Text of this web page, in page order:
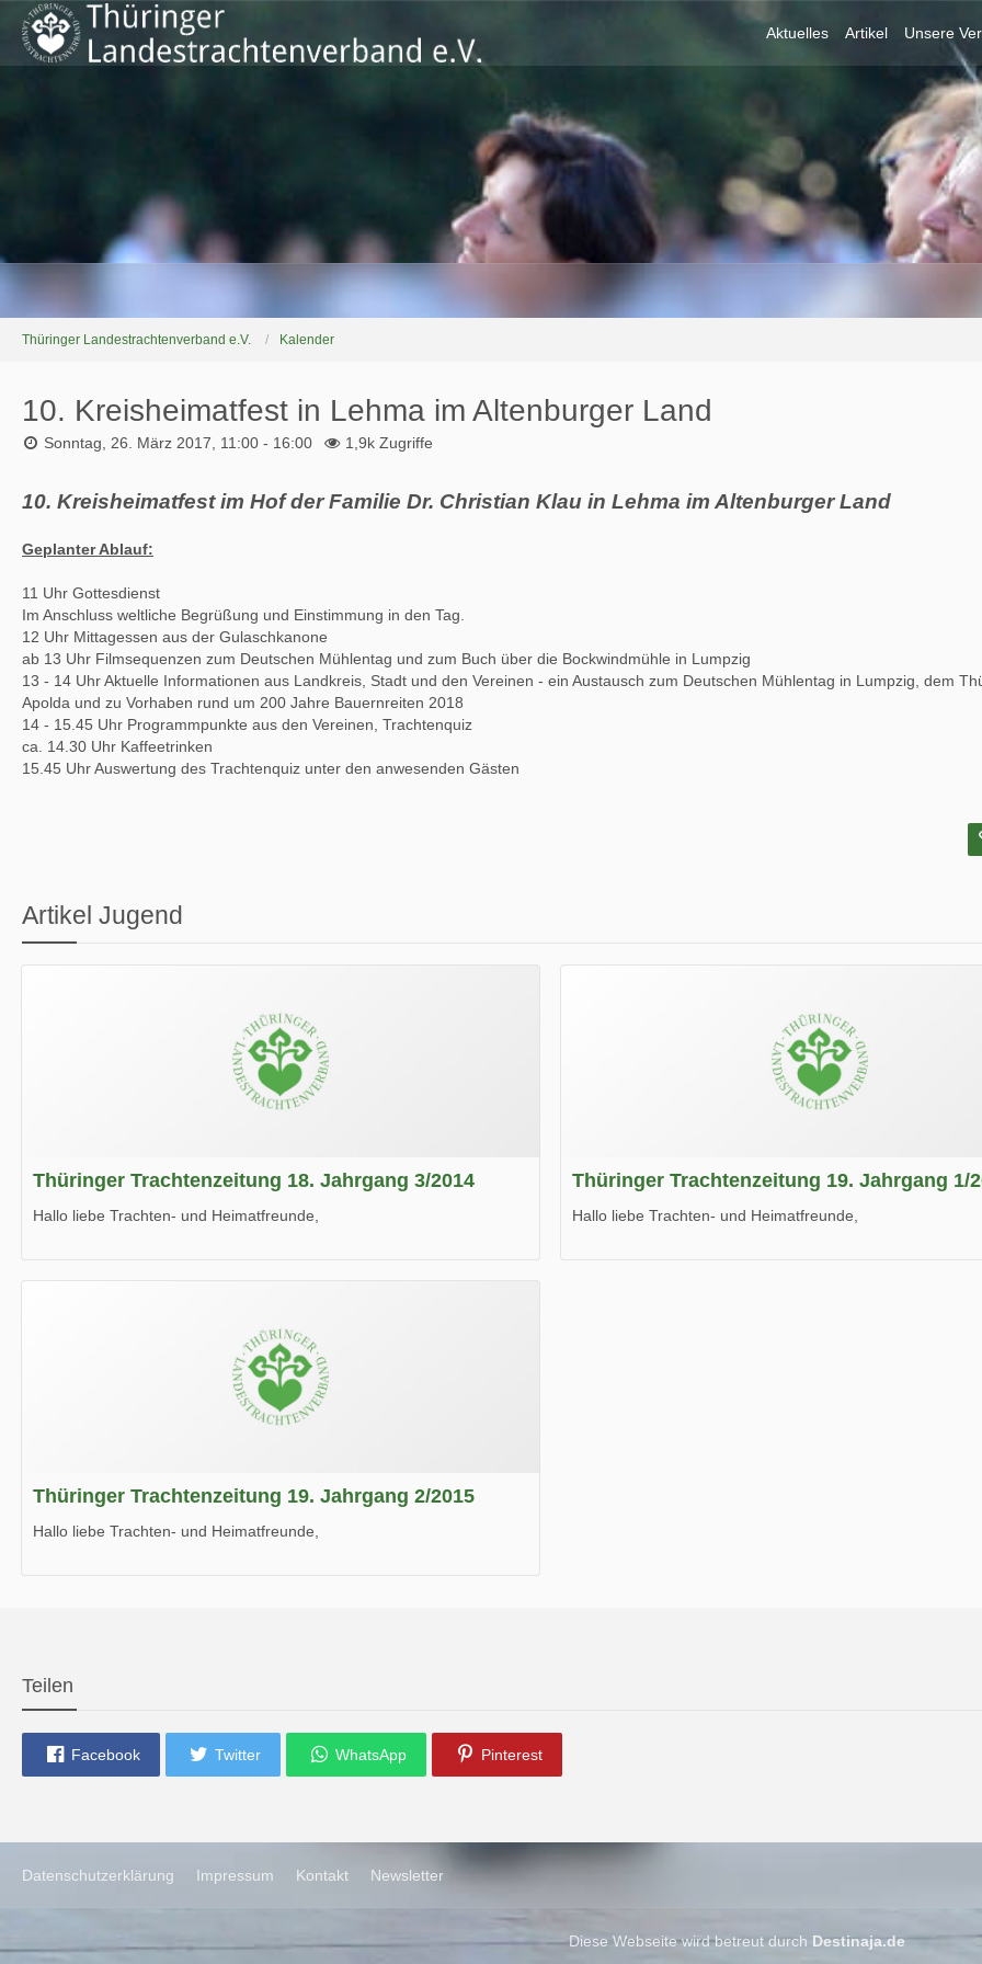
Aktuelles Artikel Unsere
Thüringer Landestrachtenverband e.V. Kalender
10. Kreisheimatfest in Lehma im Altenburger Land
Sonntag, 26. März 2017, 11:00 - 16:00 1,9k Zugriffe
10. Kreisheimatfest im Hof der Familie Dr. Christian Klau in Lehma im Altenburger Land
Geplanter Ablauf:
11 Uhr Gottesdienst
Im Anschluss weltliche Begrüßung und Einstimmung in den Tag.
12 Uhr Mittagessen aus der Gulaschkanone
ab 13 Uhr Filmsequenzen zum Deutschen Mühlentag und zum Buch über die Bockwindmühle in Lumpzig
13 - 14 Uhr Aktuelle Informationen aus Landkreis, Stadt und den Vereinen - ein Austausch zum Deutschen Mühlentag in Lumpzig, dem
Apolda und zu Vorhaben rund um 200 Jahre Bauernreiten 2018
14 - 15.45 Uhr Programmpunkte aus den Vereinen, Trachtenquiz
ca. 14.30 Uhr Kaffeetrinken
15.45 Uhr Auswertung des Trachtenquiz unter den anwesenden Gästen
Artikel Jugend
Thüringer Trachtenzeitung 18. Jahrgang 3/2014
Hallo liebe Trachten- und Heimatfreunde,
Wir wünschen Euch viel Spaß beim Lesen.
Thüringer Trachtenzeitung 19. Jahrgang 1/
Hallo liebe Trachten- und Heimatfreunde,
Thüringer Trachtenzeitung 19. Jahrgang 2/2015
Hallo liebe Trachten- und Heimatfreunde,
Teilen
Facebook Twitter WhatsApp Pinterest
Datenschutzerklärung Impressum Kontakt Newsletter
Diese Webseite wird betreut durch Destinaja.de